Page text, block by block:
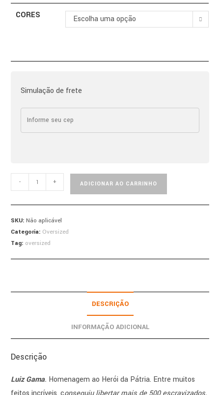
CORES Escolha uma opção
Simulação de frete
- + ADICIONAR AO CARRINHO
SKU:Não aplicável
Categoria: Oversized
Tag: oversized
DESCRIÇÃO
INFORMAÇÃO ADICIONAL
Descrição
Luiz Gama. Homenagem ao Herói da Pátria. Entre muitos